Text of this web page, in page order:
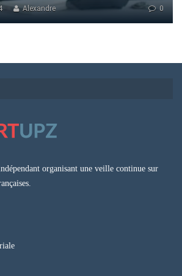
0
Alexandre
organisant une veille continue sur